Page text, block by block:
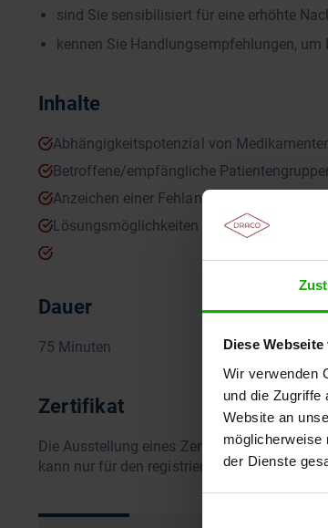
Diese
Wir verwenden
und die Zugriffe
Website an
möglicherweise
der Dienste
sind Sie sensibilisiert für eine erhöhte
kennen Sie Handlungsempfehlungen, um
Inhalte
Abhängigkeitspotenzial von
Betroffene/empfängliche
Anzeichen einer Fehlanwendung
Lösungsmöglichkeiten bei Missbrauch
Dauer
75 Minuten
Zertifikat
Die Ausstellung eines Zertifikates setzt die
kann nur für den registrierten Teilnehmer